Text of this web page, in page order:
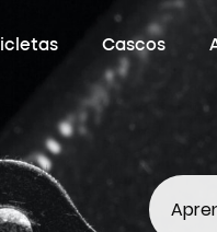
Cascos